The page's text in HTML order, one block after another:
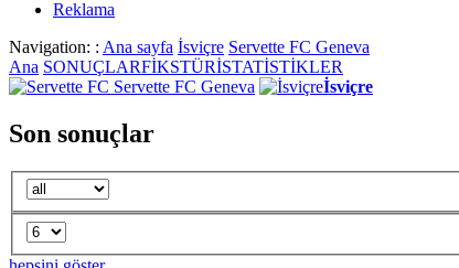
Reklama
Navigation: : Ana sayfa İsviçre Servette FC Geneva
Ana SONUÇLARFİKSTÜRİSTATİSTİKLER
Servette FC Geneva
İsviçre
Son sonuçlar